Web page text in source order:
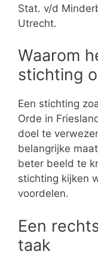
Stat. v/d
Utrecht.
Waarom
stichting
Een stichting
Orde in
doel te
belangrijke
beter beeld te
stichting kijken
voordelen.
Een
taak